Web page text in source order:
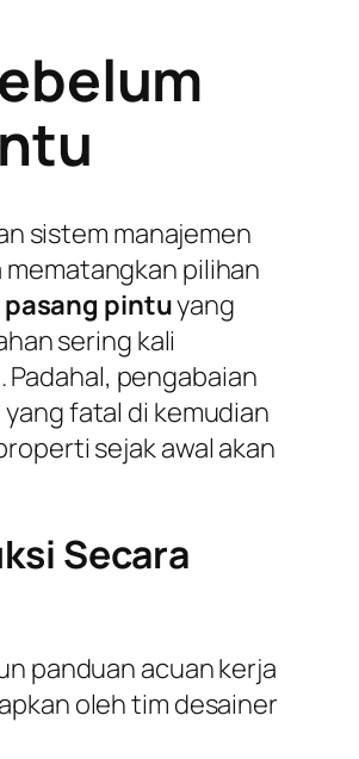
sistem manajemen
pilihan
pintuyang
sering kali
pengabaian
fatal di kemudian
sejak awal akan
Secara
panduan acuan kerja
oleh tim desainer